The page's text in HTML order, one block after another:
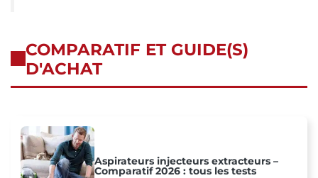
COMPARATIF ET GUIDE(S)
D'ACHAT
Aspirateurs injecteurs extracteurs –
Comparatif 2026 : tous les tests